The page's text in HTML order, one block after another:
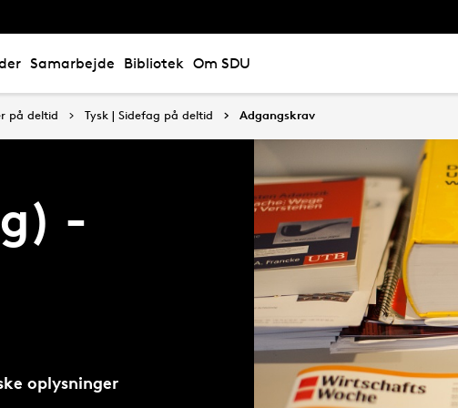
Samarbejde Bibliotek Om SDU
på deltid Tysk | Sidefag på deltid Adgangskrav
-
oplysninger